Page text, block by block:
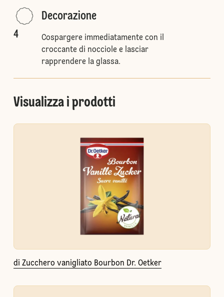
4
Decorazione
Cospargere immediatamente con il
croccante di nocciole e lasciar
rapprendere la glassa.
Visualizza i prodotti
di Zucchero vanigliato Bourbon Dr. Oetker